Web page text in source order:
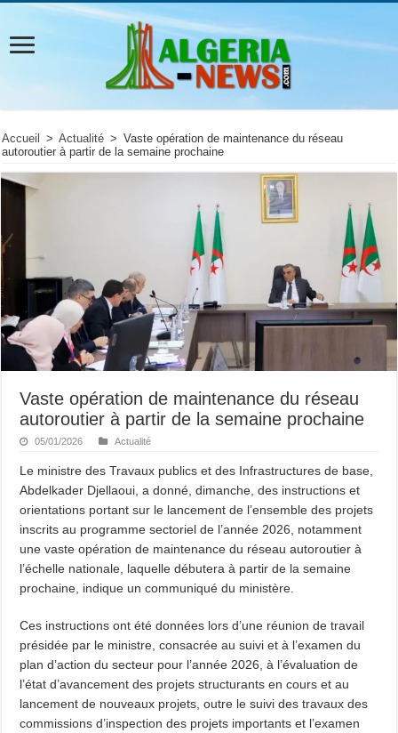
Accueil > Actualité > Vaste opération de maintenance du réseau
autoroutier à partir de la semaine prochaine
Vaste opération de maintenance du réseau
autoroutier à partir de la semaine prochaine
05/01/2026 Actualité
Le ministre des Travaux publics et des Infrastructures de base,
Abdelkader Djellaoui, a donné, dimanche, des instructions et
orientations portant sur le lancement de l’ensemble des projets
inscrits au programme sectoriel de l’année 2026, notamment
une vaste opération de maintenance du réseau autoroutier à
l’échelle nationale, laquelle débutera à partir de la semaine
prochaine, indique un communiqué du ministère.
Ces instructions ont été données lors d’une réunion de travail
présidée par le ministre, consacrée au suivi et à l’examen du
plan d’action du secteur pour l’année 2026, à l’évaluation de
l’état d’avancement des projets structurants en cours et au
lancement de nouveaux projets, outre le suivi des travaux des
commissions d’inspection des projets importants et l’examen